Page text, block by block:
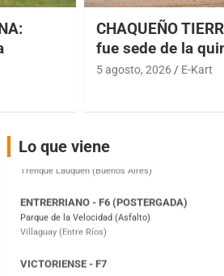
CHAQUEÑO
fue sede de la
5 agosto, 2026 E-Kart
Lo que viene
IAME SERIES ARGENTINA 6
Ramiro Tot (Asfalto)
Baradero (Buenos Aires)
Parque de la Velocidad (Asfalto)
El Cerro (Tierra)
Victoria (Entre Ríos)
Moto Club Reginense (Tierra)